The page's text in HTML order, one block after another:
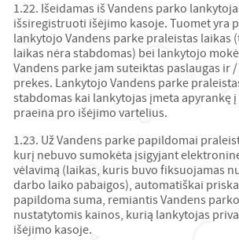
1.22. Išeidamas iš Vandens parko
išsiregistruoti išėjimo kasoje. Tuomet yra
lankytojo Vandens parke praleistas laikas
laikas nėra stabdomas) bei lankytojo
Vandens parke jam suteiktas paslaugas ir
prekes. Lankytojo Vandens parke
stabdomas kai lankytojas įmeta apyrankę
praeina pro išėjimo vartelius.
1.23. Už Vandens parke papildomai
kurį nebuvo sumokėta įsigyjant
vėlavimą (laikas, kuris buvo fiksuojamas
darbo laiko pabaigos), automatiškai
papildoma suma, remiantis Vandens
nustatytomis kainos, kurią lankytojas
išėjimo kasoje.